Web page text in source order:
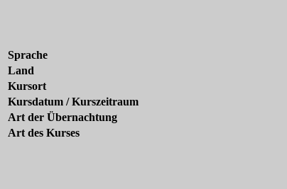
Sprache
Land
Kursort
Kursdatum / Kurszeitraum
Art der Übernachtung
Art des Kurses